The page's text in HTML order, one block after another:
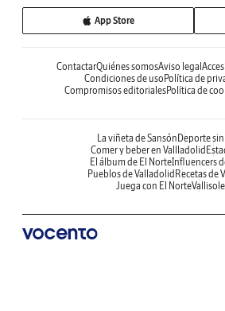
App Store
ContactarQuiénes somosAviso legal
Condiciones de uso Política de
Compromisos editorialesPolítica de
La viñeta de Sansón Deporte
Comer y beber en Vallladolid
El álbum de El NorteInfluencers
Pueblos de Valladolid Recetas de
Juega con El Norte